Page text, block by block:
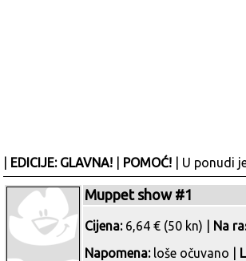
EDICIJE: GLAVNA! POMOĆ! | U ponudi
Muppet show #1
Cijena:6,64 € (50 kn) | Na
Napomena:loše očuvano |